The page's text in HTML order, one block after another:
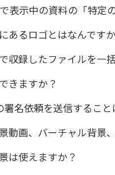
で表示中の資料の「特
あるロゴとはなんです
収録したファイルを一
きますか？
名依頼を送信すること
動画、バーチャル背景
は使えますか？